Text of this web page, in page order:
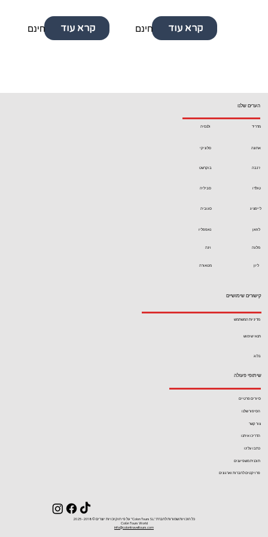
קרא עוד חינם קרא עוד חינם
קישורים שימושיים
תנאי שימוש
מדיניות המשתמש
בלוג
כל הזכויות שמורות לחברת ''Colon Tours S.L'' על פי חוק זכויות יוצרים ©2018- 2025
Colón Tours World
info@colontraveltours.com
שיתופי פעולה
תוכנית משפיענים
הסיפור שלנו
סיורים פרטיים
הדריכו איתנו
פרויקטים לחברות וארגונים
כתבו עלינו
צור קשר
הערים שלנו
סביליה
ולנסיה מדריד
סלוניקי אתונה
טולדו
בוקרשט
נאפפליו
ז'נבה
לוזאן
סגוביה
מלגה
לייפציג
מטאורה
וינה
ליון